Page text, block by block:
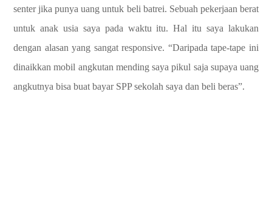
senter jika punya uang untuk beli batrei. Sebuah pekerjaan berat
untuk anak usia saya pada waktu itu. Hal itu saya lakukan
dengan alasan yang sangat responsive. “Daripada tape-tape ini
dinaikkan mobil angkutan mending saya pikul saja supaya uang
angkutnya bisa buat bayar SPP sekolah saya dan beli beras”.